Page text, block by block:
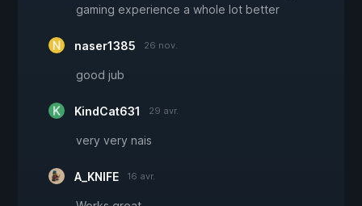
gaming experience a whole lot better
naser1385 26 nov.
good jub
KindCat631 29 avr.
very very nais
A_KNIFE 16 avr.